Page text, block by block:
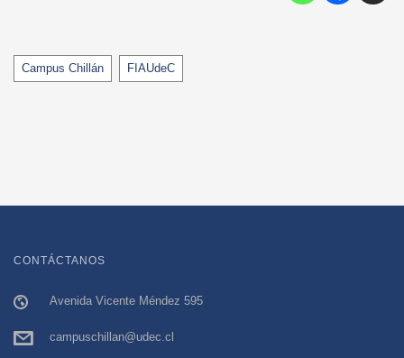
Tags
Campus Chillán FIAUdeC
CONTÁCTANOS
Avenida Vicente Méndez 595
campuschillan@udec.cl